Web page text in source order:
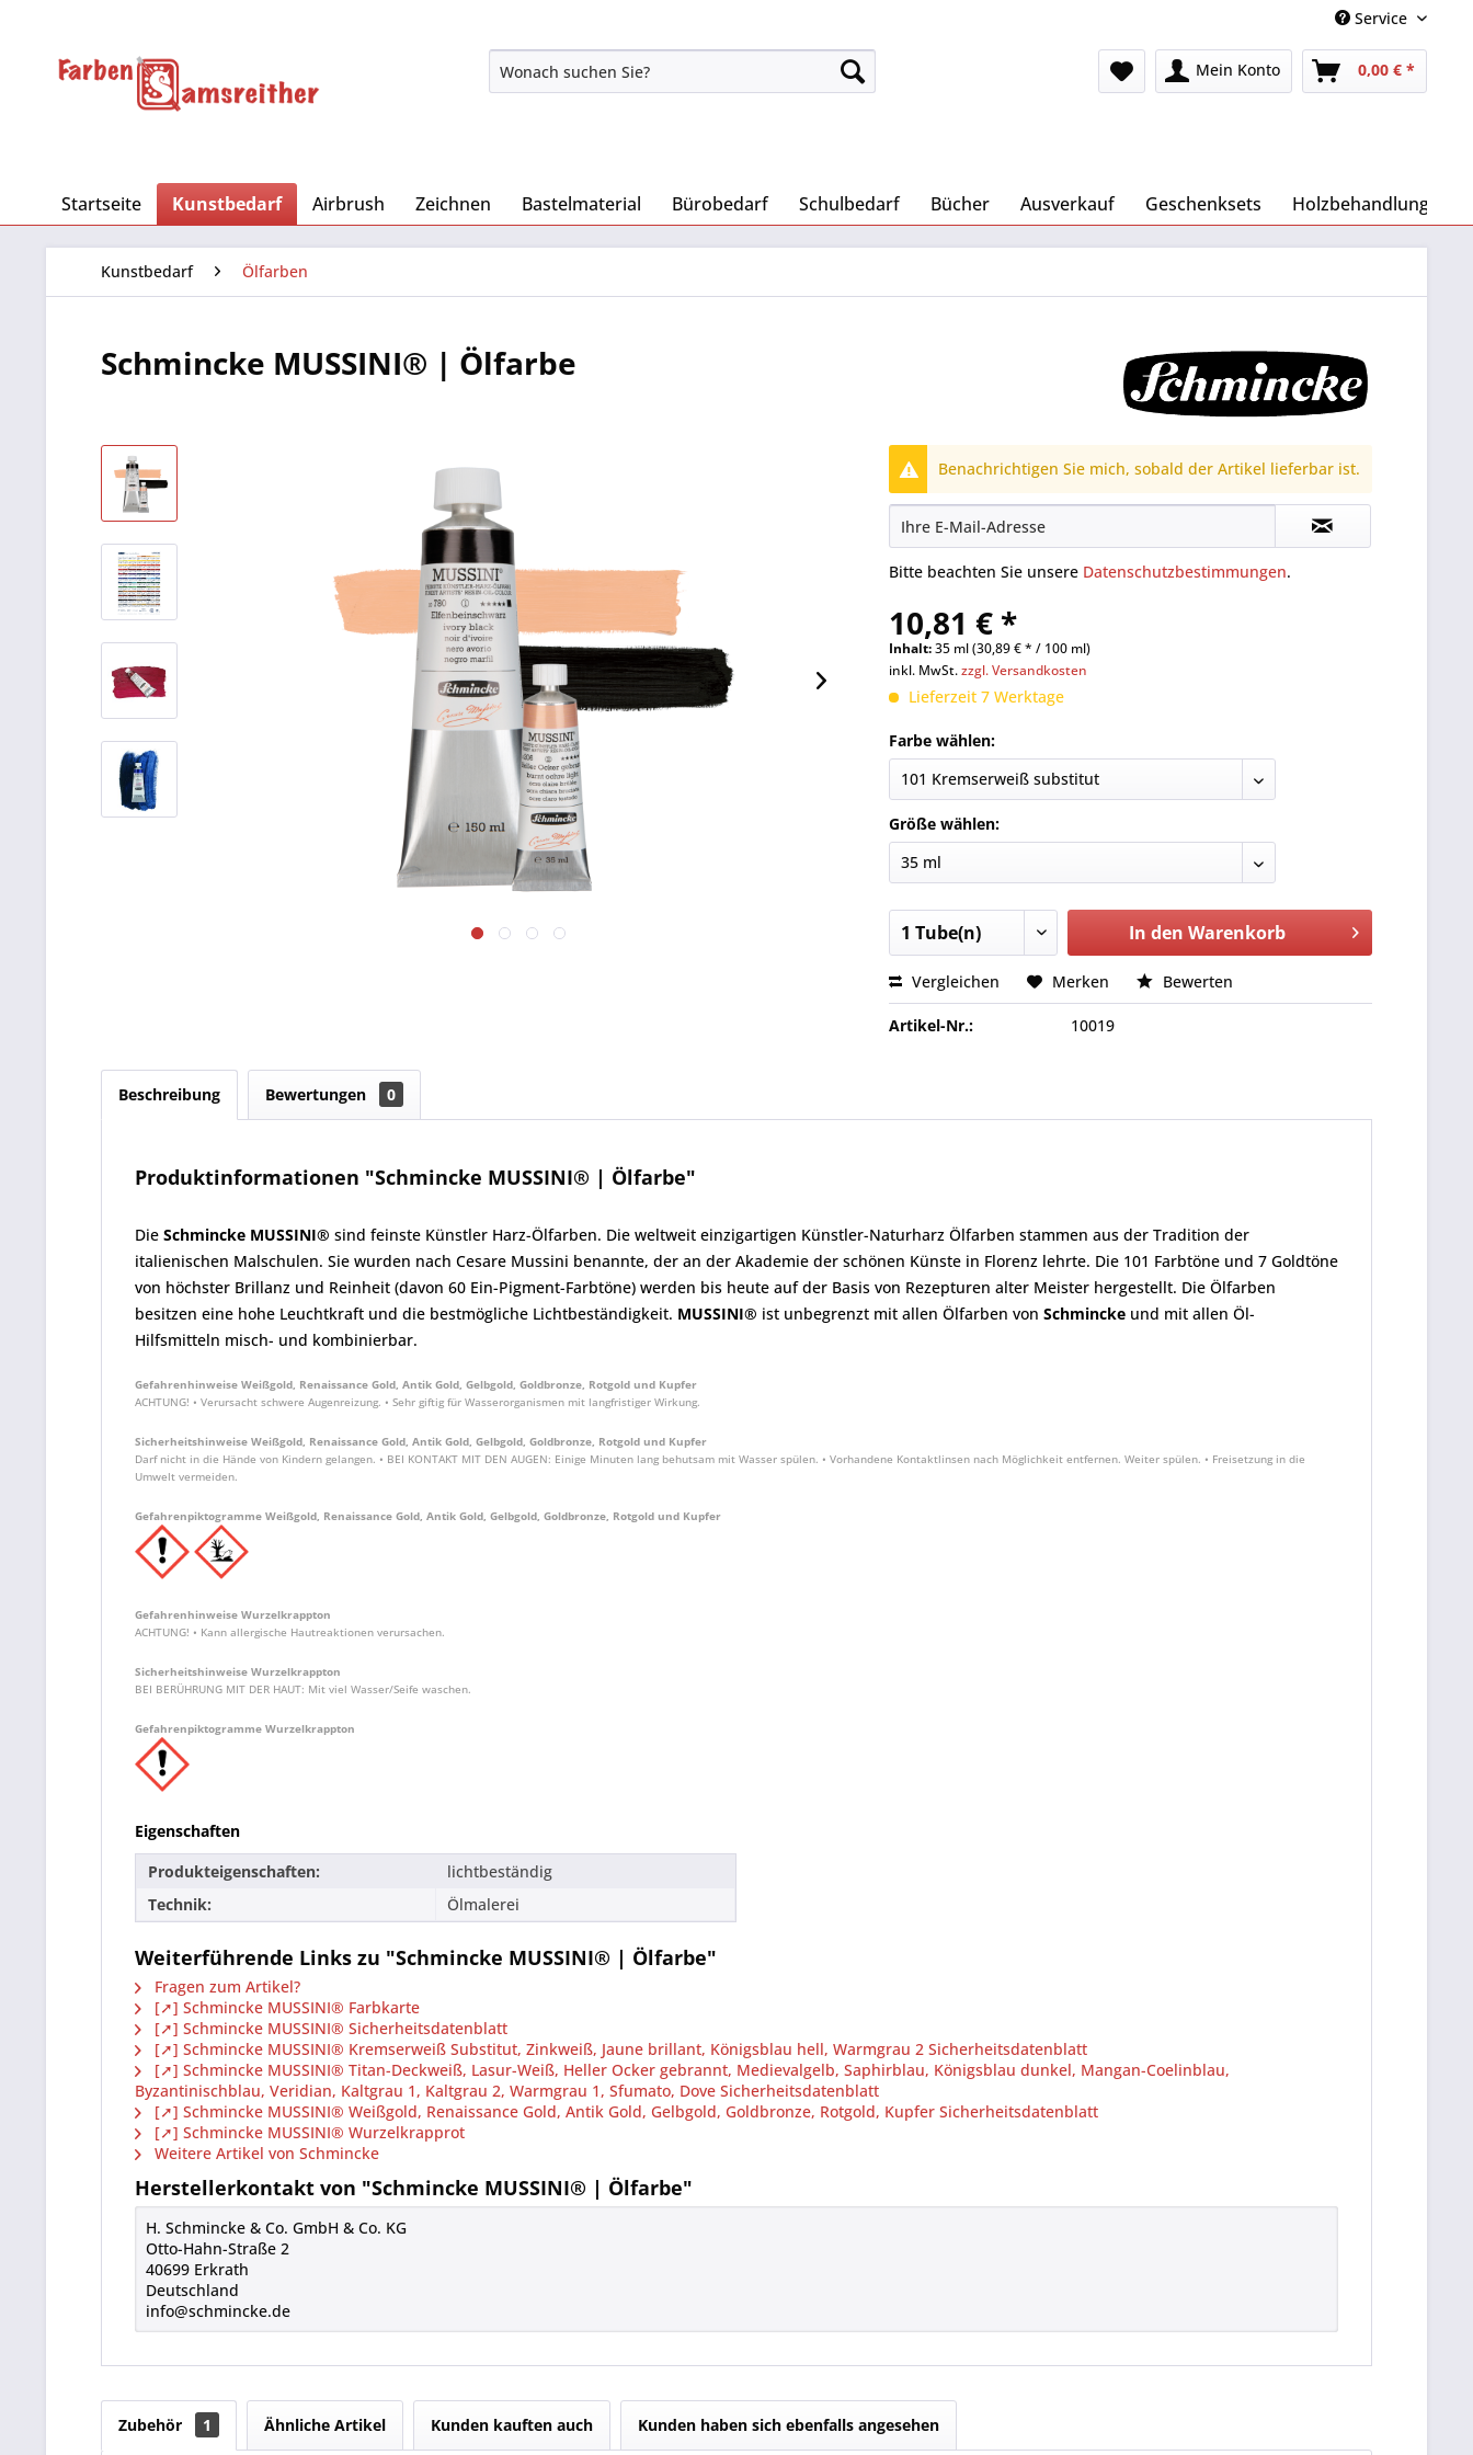
Service
Mein Konto 0,00 € *
Startseite Kunstbedarf Airbrush Zeichnen Bastelmaterial Bürobedarf Schulbedarf Bücher Ausverkauf Geschenksets Holzbehandlung
Kunstbedarf Ölfarben
Schmincke MUSSINI® | Ölfarbe
Benachrichtigen Sie mich, sobald der Artikel lieferbar ist.
Bitte beachten Sie unsere Datenschutzbestimmungen.
10,81 € *
Inhalt:35 ml (30,89 € * / 100 ml)
inkl. MwSt.zzgl. Versandkosten
Lieferzeit 7 Werktage
Farbe wählen:
Größe wählen:
In den Warenkorb
Vergleichen Merken Bewerten
Artikel-Nr.: 10019
Beschreibung Bewertungen 0
Produktinformationen "Schmincke MUSSINI® | Ölfarbe"
Die Schmincke MUSSINI® sind feinste Künstler Harz-Ölfarben. Die weltweit einzigartigen Künstler-Naturharz Ölfarben stammen aus der Tradition der
italienischen Malschulen. Sie wurden nach Cesare Mussini benannte, der an der Akademie der schönen Künste in Florenz lehrte. Die 101 Farbtöne und 7 Goldtöne
von höchster Brillanz und Reinheit (davon 60 Ein-Pigment-Farbtöne) werden bis heute auf der Basis von Rezepturen alter Meister hergestellt. Die Ölfarben
besitzen eine hohe Leuchtkraft und die bestmögliche Lichtbeständigkeit. MUSSINI® ist unbegrenzt mit allen Ölfarben von Schmincke und mit allen Öl-
Hilfsmitteln misch- und kombinierbar.
Gefahrenhinweise Weißgold, Renaissance Gold, Antik Gold, Gelbgold, Goldbronze, Rotgold und Kupfer
ACHTUNG! • Verursacht schwere Augenreizung. • Sehr giftig für Wasserorganismen mit langfristiger Wirkung.
Sicherheitshinweise Weißgold, Renaissance Gold, Antik Gold, Gelbgold, Goldbronze, Rotgold und Kupfer
Darf nicht in die Hände von Kindern gelangen. • BEI KONTAKT MIT DEN AUGEN: Einige Minuten lang behutsam mit Wasser spülen. • Vorhandene Kontaktlinsen nach Möglichkeit entfernen. Weiter spülen. • Freisetzung in die
Umwelt vermeiden.
Gefahrenpiktogramme Weißgold, Renaissance Gold, Antik Gold, Gelbgold, Goldbronze, Rotgold und Kupfer
Gefahrenhinweise Wurzelkrappton
ACHTUNG! • Kann allergische Hautreaktionen verursachen.
Sicherheitshinweise Wurzelkrappton
BEI BERÜHRUNG MIT DER HAUT: Mit viel Wasser/Seife waschen.
Gefahrenpiktogramme Wurzelkrappton
Eigenschaften
Produkteigenschaften:
lichtbeständig
Technik:
Ölmalerei
Weiterführende Links zu "Schmincke MUSSINI® | Ölfarbe"
Fragen zum Artikel?
[➚] Schmincke MUSSINI® Farbkarte
[➚] Schmincke MUSSINI® Sicherheitsdatenblatt
[➚] Schmincke MUSSINI® Kremserweiß Substitut, Zinkweiß, Jaune brillant, Königsblau hell, Warmgrau 2 Sicherheitsdatenblatt
[➚] Schmincke MUSSINI® Titan-Deckweiß, Lasur-Weiß, Heller Ocker gebrannt, Medievalgelb, Saphirblau, Königsblau dunkel, Mangan-Coelinblau,
Byzantinischblau, Veridian, Kaltgrau 1, Kaltgrau 2, Warmgrau 1, Sfumato, Dove Sicherheitsdatenblatt
[➚] Schmincke MUSSINI® Weißgold, Renaissance Gold, Antik Gold, Gelbgold, Goldbronze, Rotgold, Kupfer Sicherheitsdatenblatt
[➚] Schmincke MUSSINI® Wurzelkrapprot
Weitere Artikel von Schmincke
Herstellerkontakt von "Schmincke MUSSINI® | Ölfarbe"
H. Schmincke & Co. GmbH & Co. KG
Otto-Hahn-Straße 2
40699 Erkrath
Deutschland
info@schmincke.de
Zubehör 1 Ähnliche Artikel Kunden kauften auch Kunden haben sich ebenfalls angesehen